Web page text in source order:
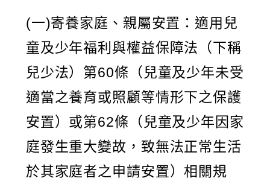
(一)寄養家庭、親屬安置：適用兒
童及少年福利與權益保障法（下稱
兒少法）第60條（兒童及少年未受
適當之養育或照顧等情形下之保護
安置）或第62條（兒童及少年因家
庭發生重大變故，致無法正常生活
於其家庭者之申請安置）相關規